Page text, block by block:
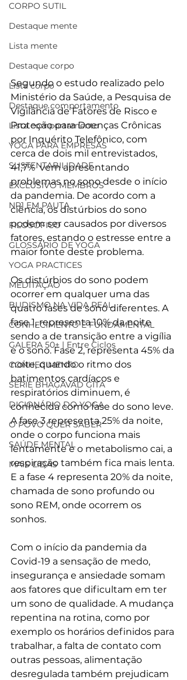
CORPO SUTIL
Destaque mente
Lista mente
Destaque corpo
Lista corpo
Destaque comportamento
Lista comportamento
YOGA PARA EMPRESAS
SUSTENTABILIDADE
EXCLUSIVO MEMBROS
NR1 EM PAUTA
FILOSÓFICO
GLOSSÁRIO DE YOGA
YOGA PRACTICES
MEDITAÇÃO
BUDISMO NA VIDA REAL
CONHECIMENTO É FUNDAMENTAL
GALERA 50+ | Entre Ciclos
CONHECIMENTO
SÉRIE BHAGAVAD GITA
DICIONÁRIO DO YOGA
O POVO QUER SABER
SAÚDE MENTAL
MAIS LIDAS
Segundo o estudo realizado pelo
Ministério da Saúde, a Pesquisa de
Vigilância de Fatores de Risco e
Proteção para Doenças Crônicas
por Inquérito Telefônico, com
cerca de dois mil entrevistados,
41,7%  vem apresentando
problemas no sono desde o início
da pandemia. De acordo com a
ciência, os distúrbios do sono
podem ser causados por diversos
fatores, estando o estresse entre a
maior fonte deste problema.
Os distúrbios do sono podem
ocorrer em qualquer uma das
quatro fases de sono diferentes. A
fase 1, representa 10% da noite
sendo a de transição entre a vigília
e o sono. Fase 2, representa 45% da
noite, quando o ritmo dos
batimentos cardíacos e
respiratórios diminuem, é
conhecida como fase do sono leve.
A fase 3 representa 25% da noite,
onde o corpo funciona mais
lentamente e o metabolismo cai, a
respiração também fica mais lenta.
E a fase 4 representa 20% da noite,
chamada de sono profundo ou
sono REM, onde ocorrem os
sonhos.
Com o início da pandemia da
Covid-19 a sensação de medo,
insegurança e ansiedade somam
aos fatores que dificultam em ter
um sono de qualidade. A mudança
repentina na rotina, como por
exemplo os horários definidos para
trabalhar, a falta de contato com
outras pessoas, alimentação
desregulada também prejudicam